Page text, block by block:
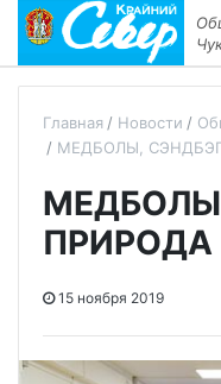
Главная Новости
МЕДБОЛЫ,
ПРИРОДА
15 ноября 2019